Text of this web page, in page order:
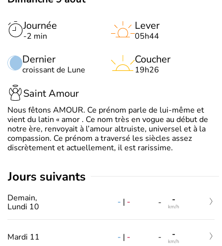
Journée
-2 min
Dernier
croissant de Lune
Lever
05h44
Coucher
19h26
Saint Amour
Nous fêtons AMOUR. Ce prénom parle de lui-même et
vient du latin « amor . Ce nom très en vogue au début de
notre ère, renvoyait à l’amour altruiste, universel et à la
compassion. Ce prénom a traversé les siècles assez
discrètement et actuellement, il est rarissime.
jours suivants
Demain,
Lundi 10
- | - - -
km/h
Mardi 11 - | - - -
km/h